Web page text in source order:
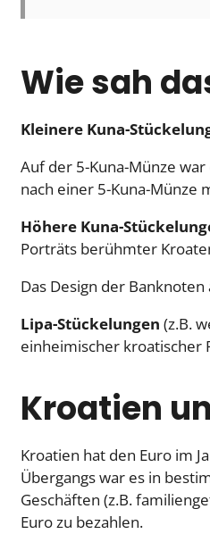
Wie sah
Kleinere Kuna-
Auf der 5-Kuna-Münze
nach einer 5-Kuna-Münze
Höhere Kuna-
Porträts berühmter
Das Design der
Lipa-Stückelungen (z.B.
einheimischer kroatischer
Kroatien
Kroatien hat den Euro im
Übergangs war es in
Geschäften (z.B.
Euro zu bezahlen.